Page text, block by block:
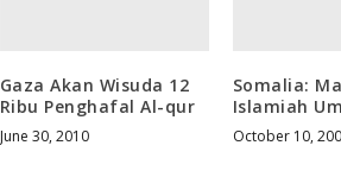
Gaza Akan Wisuda 12
Ribu Penghafal Al-qur
June 30, 2010
Somalia:
Islamiah
October 10,